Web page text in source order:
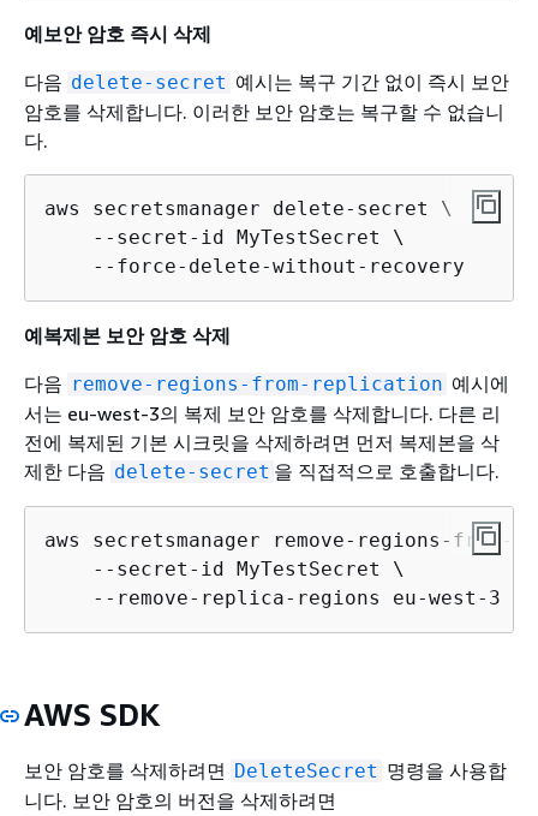
예보안 암호 즉시 삭제
다음 delete-secret 예시는 복구 기간 없이 즉시 보안
암호를 삭제합니다. 이러한 보안 암호는 복구할 수 없습니
다.
aws secretsmanager delete-secret \
    --secret-id MyTestSecret \
    --force-delete-without-recovery
예복제본 보안 암호 삭제
다음 remove-regions-from-replication 예시에
서는 eu-west-3의 복제 보안 암호를 삭제합니다. 다른 리
전에 복제된 기본 시크릿을 삭제하려면 먼저 복제본을 삭
제한 다음 delete-secret 을 직접적으로 호출합니다.
aws secretsmanager remove-regions-
    --secret-id MyTestSecret \
    --remove-replica-regions eu-west-3
AWS SDK
보안 암호를 삭제하려면 DeleteSecret 명령을 사용합
니다. 보안 암호의 버전을 삭제하려면